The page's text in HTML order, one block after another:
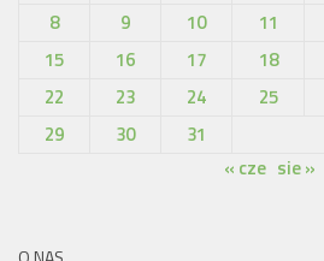
8
9 10 11
15
16 17 18
22
23 24 25
29
30
31
« cze sie »